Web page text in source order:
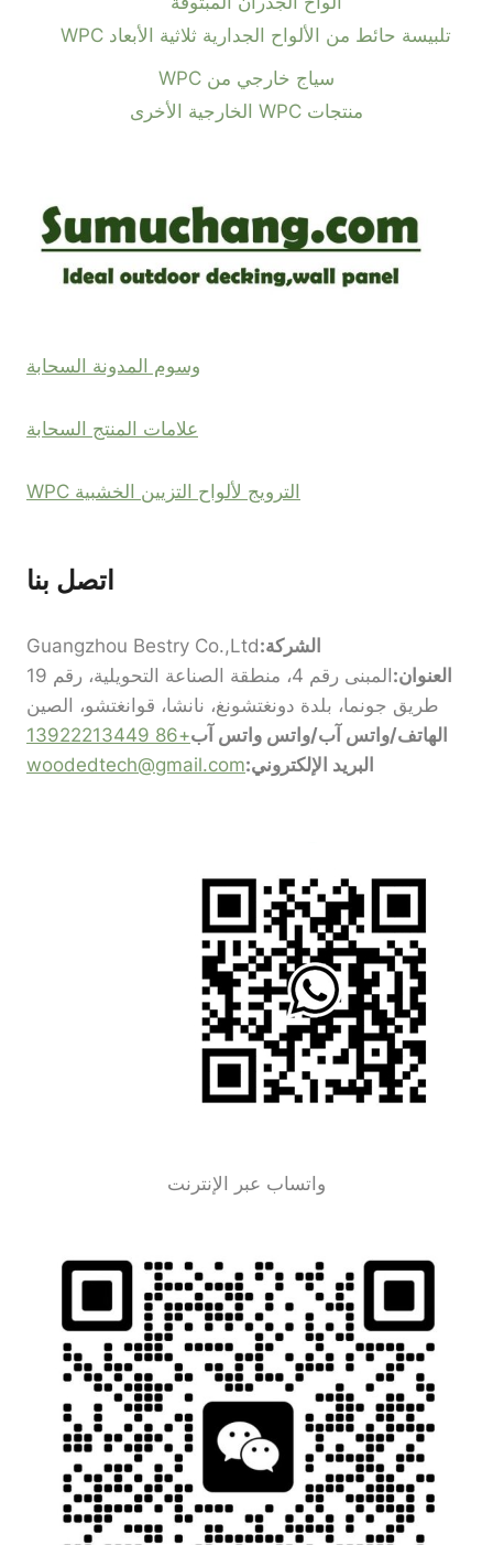
تلبيسة حائط من الألواح الجدارية ثلاثية الأبعاد WPC
سياج خارجي من WPC
منتجات WPC الخارجية الأخرى
وسوم المدونة السحابة
علامات المنتج السحابة
الترويج لألواح التزيين الخشبية WPC
اتصل بنا
الشركة:Guangzhou Bestry Co.,Ltd
العنوان:
المبنى رقم 4، منطقة الصناعة التحويلية، رقم 19
طريق جونما، بلدة دونغتشونغ، نانشا، قوانغتشو، الصين
الهاتف/واتس آب/واتس واتس آب+86 13922213449
البريد الإلكتروني:woodedtech@gmail.com
واتساب عبر الإنترنت